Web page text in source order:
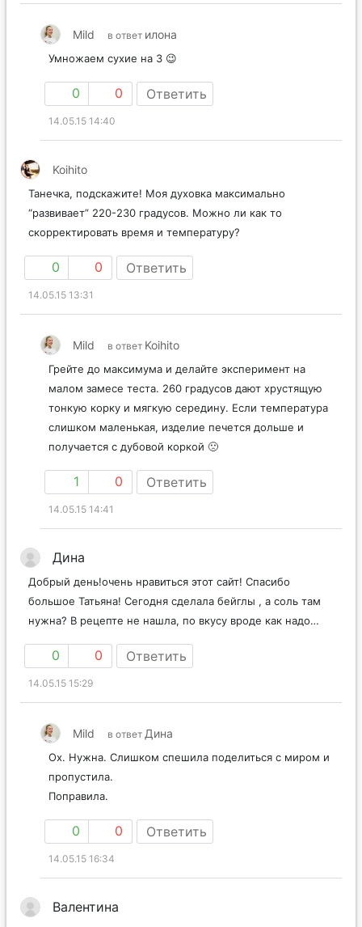
Mild в ответ илона
Умножаем сухие на 3 😉
0 0 Ответить
14.05.15 14:40
Koihito
Танечка, подскажите! Моя духовка максимально
“развивает” 220-230 градусов. Можно ли как то
скорректировать время и температуру?
0 0 Ответить
14.05.15 13:31
Mild в ответ Koihito
Грейте до максимума и делайте эксперимент на
малом замесе теста. 260 градусов дают хрустящую
тонкую корку и мягкую середину. Если температура
слишком маленькая, изделие печется дольше и
получается с дубовой коркой 🙁
1 0 Ответить
14.05.15 14:41
Дина
Добрый день!очень нравиться этот сайт! Спасибо
большое Татьяна! Сегодня сделала бейглы , а соль там
нужна? В рецепте не нашла, по вкусу вроде как надо…
0 0 Ответить
14.05.15 15:29
Mild в ответ Дина
Ох. Нужна. Слишком спешила поделиться с миром и
пропустила.
Поправила.
0 0 Ответить
14.05.15 16:34
Валентина